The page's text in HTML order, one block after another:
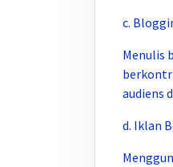
c.
Menulis
audiens
d. Iklan